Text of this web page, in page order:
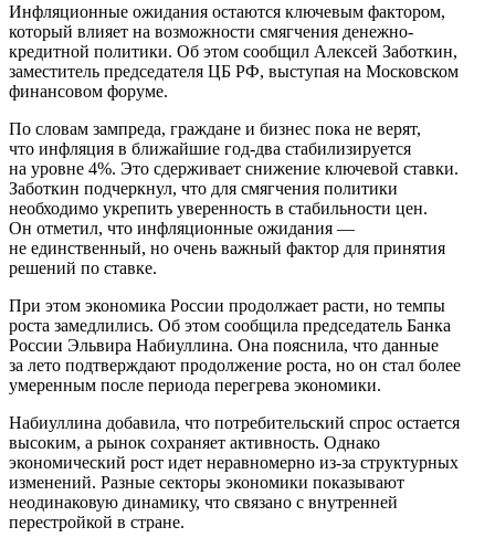
Инфляционные ожидания остаются ключевым фактором,
который влияет на возможности смягчения денежно-
кредитной политики. Об этом сообщил Алексей Заботкин,
заместитель председателя ЦБ РФ, выступая на Московском
финансовом форуме.
По словам зампреда, граждане и бизнес пока не верят,
что инфляция в ближайшие год-два стабилизируется
на уровне 4%. Это сдерживает снижение ключевой ставки.
Заботкин подчеркнул, что для смягчения политики
необходимо укрепить уверенность в стабильности цен.
Он отметил, что инфляционные ожидания —
не единственный, но очень важный фактор для принятия
решений по ставке.
При этом экономика России продолжает расти, но темпы
роста замедлились. Об этом сообщила председатель Банка
России Эльвира Набиуллина. Она пояснила, что данные
за лето подтверждают продолжение роста, но он стал более
умеренным после периода перегрева экономики.
Набиуллина добавила, что потребительский спрос остается
высоким, а рынок сохраняет активность. Однако
экономический рост идет неравномерно из-за структурных
изменений. Разные секторы экономики показывают
неодинаковую динамику, что связано с внутренней
перестройкой в стране.